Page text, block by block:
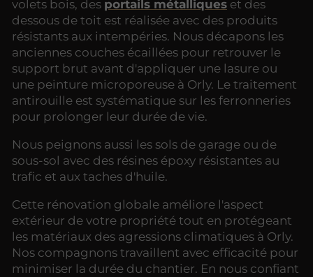
volets bois, des portails métalliques et des
dessous de toit est réalisée avec des produits
résistants aux intempéries. Nous décapons les
anciennes couches écaillées pour retrouver le
support brut avant d'appliquer une lasure ou
une peinture microporeuse à Orly. Le traitement
antirouille est systématique sur les ferronneries
pour prolonger leur durée de vie.
Nous peignons aussi les sols de garage ou de
sous-sol avec des résines époxy résistantes au
trafic et aux taches d'huile.
Cette rénovation globale améliore l'aspect
extérieur de votre propriété tout en protégeant
les matériaux des agressions climatiques à Orly.
Nos compagnons travaillent avec efficacité pour
minimiser la durée du chantier. En nous confiant